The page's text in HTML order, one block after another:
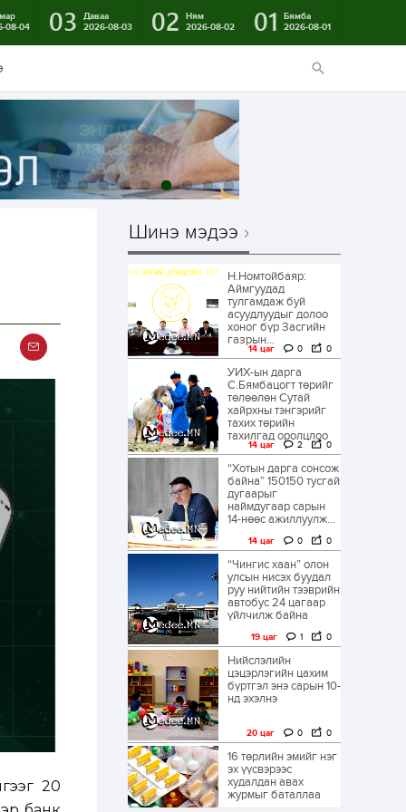
08-04
03
Даваа
2026-08-03
02
Ням
2026-08-02
01
Бямба
2026-08-01
20
Шинэ мэдээ
Н.Номтойбаяр:
Аймгуудад
тулгамдаж буй
асуудлуудыг долоо
хоног бүр Засгийн
газрын...
14 цаг 0 0
УИХ-ын дарга
С.Бямбацогт төрийг
төлөөлөн Сутай
хайрхны тэнгэрийг
тахих төрийн
тахилгад оролцлоо
14 цаг 2 0
“Хотын дарга сонсож
байна” 150150 тусгай
дугаарыг
наймдугаар сарын
14-нөөс ажиллуулж...
14 цаг 0 0
“Чингис хаан” олон
улсын нисэх буудал
руу нийтийн тээврийн
автобус 24 цагаар
үйлчилж байна
19 цаг 1 0
Нийслэлийн
цэцэрлэгийн цахим
бүртгэл энэ сарын 10-
нд эхэлнэ
20 цаг 0 0
16 төрлийн эмийг нэг
эх үүсвэрээс
худалдан авах
журмыг баталлаа